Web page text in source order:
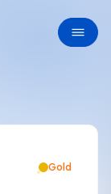
Gold